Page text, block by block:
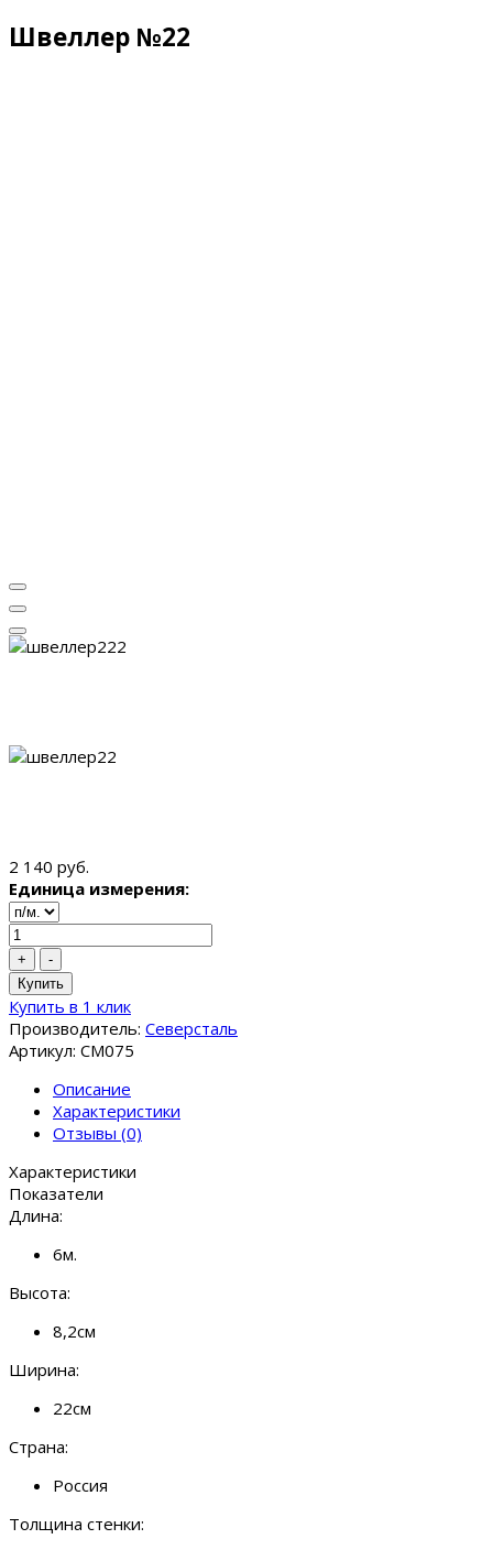
Швеллер №22
2 140 руб.
Единица измерения:
+
-
Купить
Купить в 1 клик
Производитель: Северсталь
Артикул: CM075
Описание
Характеристики
Отзывы (0)
Характеристики
Показатели
Длина:
6м.
Высота:
8,2см
Ширина:
22см
Страна:
Россия
Толщина стенки: